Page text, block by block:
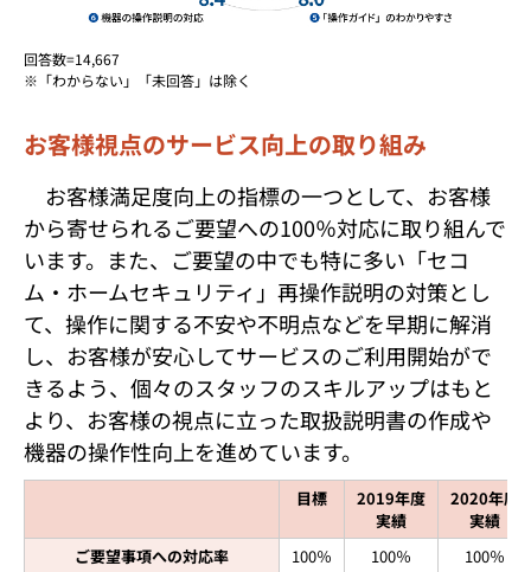
回答数=14,667
※「わからない」「未回答」は除く
お客様視点のサービス向上の取り組み
お客様満足度向上の指標の一つとして、お客様
から寄せられるご要望への100％対応に取り組んで
います。また、ご要望の中でも特に多い「セコ
ム・ホームセキュリティ」再操作説明の対策とし
て、操作に関する不安や不明点などを早期に解消
し、お客様が安心してサービスのご利用開始がで
きるよう、個々のスタッフのスキルアップはもと
より、お客様の視点に立った取扱説明書の作成や
機器の操作性向上を進めています。
目標
2019年度
実績
2020年度
実績
ご要望事項への対応率
100％ 100％
100％